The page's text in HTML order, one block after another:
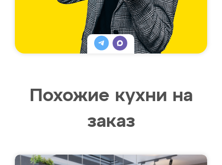
Похожие кухни на
заказ